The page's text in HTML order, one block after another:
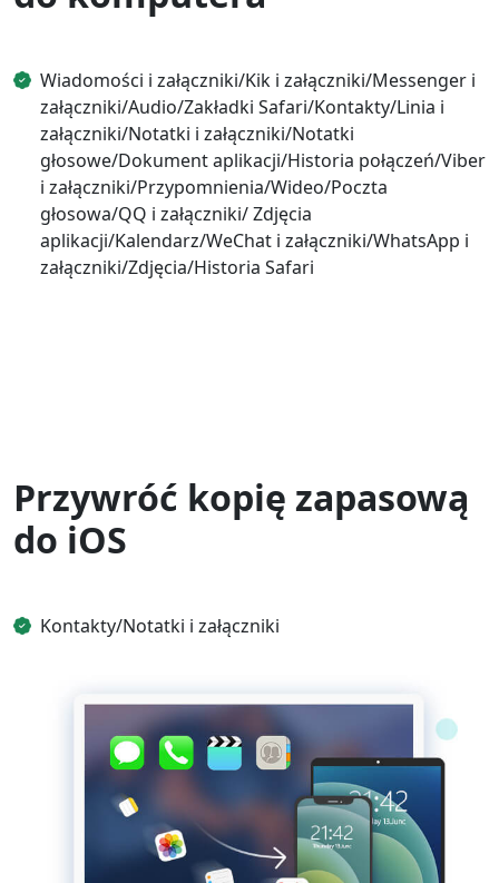
Wiadomości i załączniki/Kik i załączniki/Messenger i
załączniki/Audio/Zakładki Safari/Kontakty/Linia i
załączniki/Notatki i załączniki/Notatki
głosowe/Dokument aplikacji/Historia połączeń/Viber
i załączniki/Przypomnienia/Wideo/Poczta
głosowa/QQ i załączniki/ Zdjęcia
aplikacji/Kalendarz/WeChat i załączniki/WhatsApp i
załączniki/Zdjęcia/Historia Safari
Przywróć kopię zapasową
do iOS
Kontakty/Notatki i załączniki